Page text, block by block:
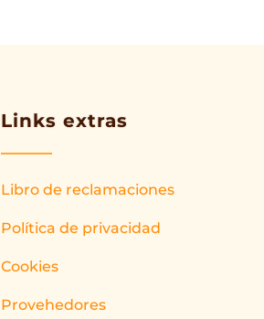
Links extras
Libro de reclamaciones
Política de privacidad
Cookies
Provehedores